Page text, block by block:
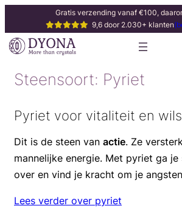
Gratis verzending vanaf €100,
9,6 door 2.030+ klanten
Steensoort: Pyriet
Pyriet voor vitaliteit en
Dit is de steen van actie. Ze
mannelijke energie. Met pyriet ga
over en vind je kracht om je
Lees verder over pyriet